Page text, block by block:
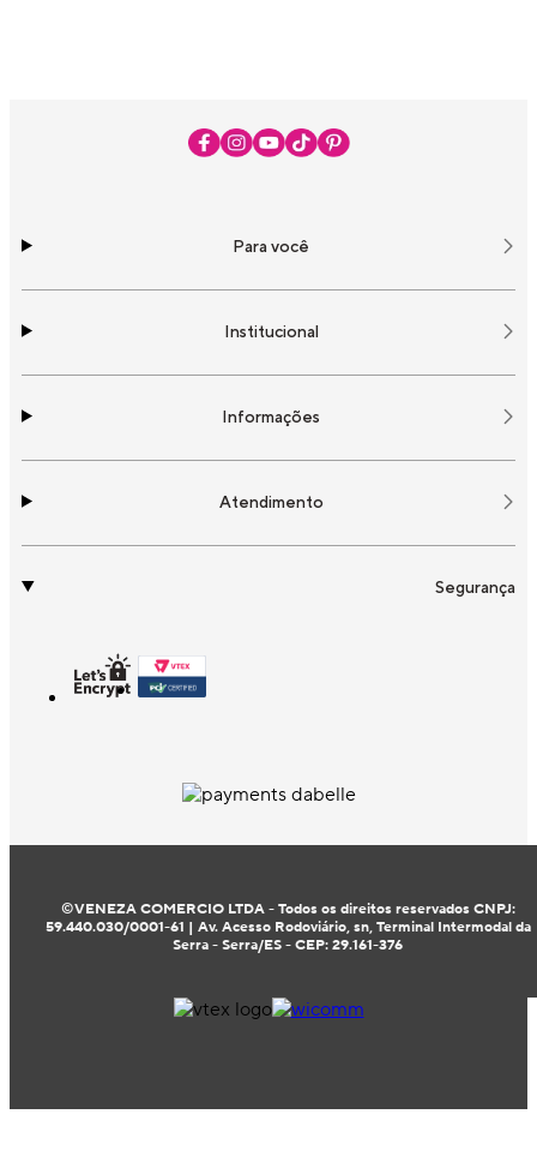
Para você
Institucional
Informações
Atendimento
Segurança
©VENEZA COMERCIO LTDA - Todos os direitos reservados CNPJ:
59.440.030/0001-61 | Av. Acesso Rodoviário, sn, Terminal Intermodal da
Serra - Serra/ES - CEP: 29.161-376